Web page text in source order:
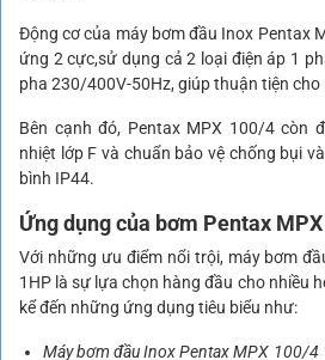
Động cơ của máy bơm đầu Inox Pentax
ứng 2 cực,sử dụng cả 2 loại điện áp 1
pha 230/400V-50Hz, giúp thuận tiện cho
Bên cạnh đó, Pentax MPX 100/4 còn
nhiệt lớp F và chuẩn bảo vệ chống bụi
bình IP44.
Ứng dụng của bơm Pentax
Với những ưu điểm nổi trội, máy bơm
1HP là sự lựa chọn hàng đầu cho nhiều
kể đến những ứng dụng tiêu biểu như:
Máy bơm đầu Inox Pentax MPX 100/